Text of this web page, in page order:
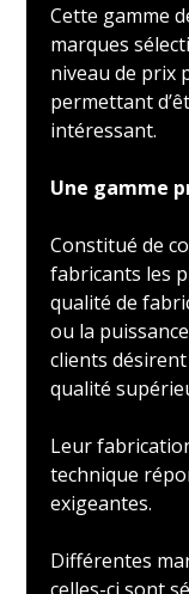
Cette gamme
marques
niveau de prix
permettant
intéressant.
Une gamme
Constitué de
fabricants les
qualité de
ou la
clients
qualité
Leur
technique
exigeantes.
Différentes